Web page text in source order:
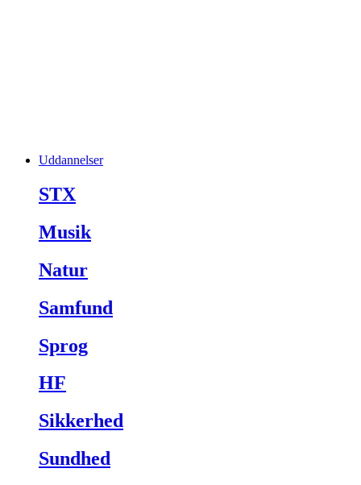
Uddannelser
STX
Musik
Natur
Samfund
Sprog
HF
Sikkerhed
Sundhed